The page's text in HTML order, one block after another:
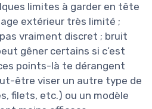
limites à garder en tête
extérieur très limité ;
vraiment discret ; bruit
gêner certains si c’est
points-là te dérangent
être viser un autre type de
filets, etc.) ou un modèle